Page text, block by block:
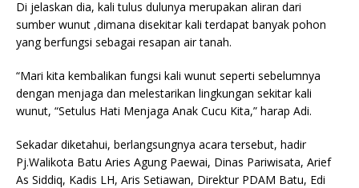
Di jelaskan dia, kali tulus dulunya merupakan aliran dari
sumber wunut ,dimana disekitar kali terdapat banyak pohon
yang berfungsi sebagai resapan air tanah.
“Mari kita kembalikan fungsi kali wunut seperti sebelumnya
dengan menjaga dan melestarikan lingkungan sekitar kali
wunut, “Setulus Hati Menjaga Anak Cucu Kita,” harap Adi.
Sekadar diketahui, berlangsungnya acara tersebut, hadir
Pj.Walikota Batu Aries Agung Paewai, Dinas Pariwisata, Arief
As Siddiq, Kadis LH, Aris Setiawan, Direktur PDAM Batu, Edi